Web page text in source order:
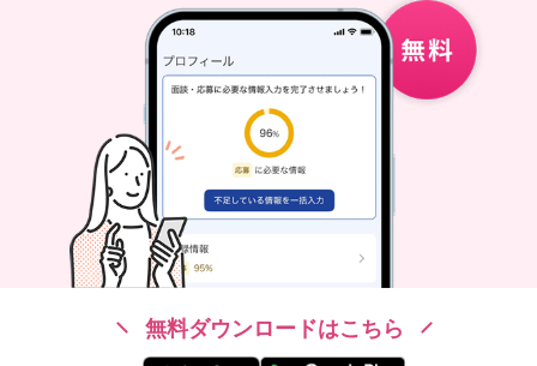
無料ダウンロードはこちら